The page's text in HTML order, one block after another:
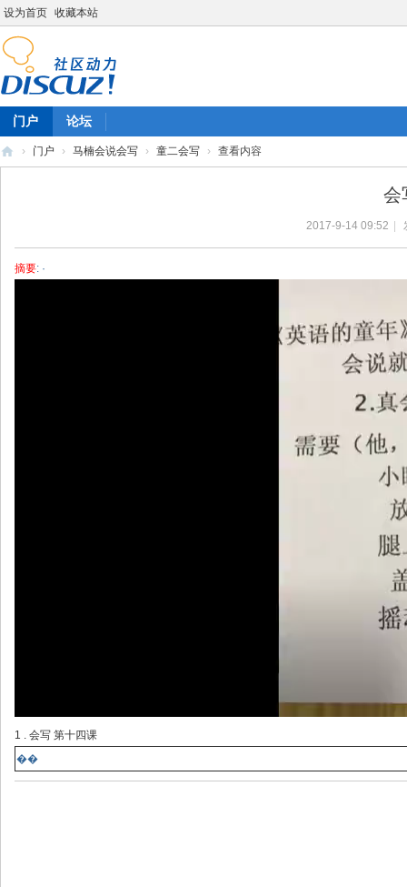
设为首页 收藏本站
门户 论坛
› 门户 › 马楠会说会写 › 童二会写 › 查看内容
会
2017-9-14 09:52
摘要: ·
1 . 会写 第十四课
��